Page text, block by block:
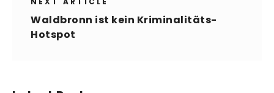
Waldbronn ist kein Kriminalitäts-
Hotspot